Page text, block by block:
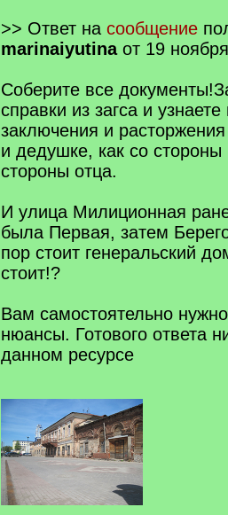
>> Ответ на сообщение
marinaiyutinaот 19
Соберите все
справки из загса и
заключения и
и дедушке, как со стороны
стороны отца.
И улица Милиционная
была Первая, затем
пор стоит генеральский
стоит!?
Вам самостоятельно
нюансы. Готового ответа
данном ресурсе